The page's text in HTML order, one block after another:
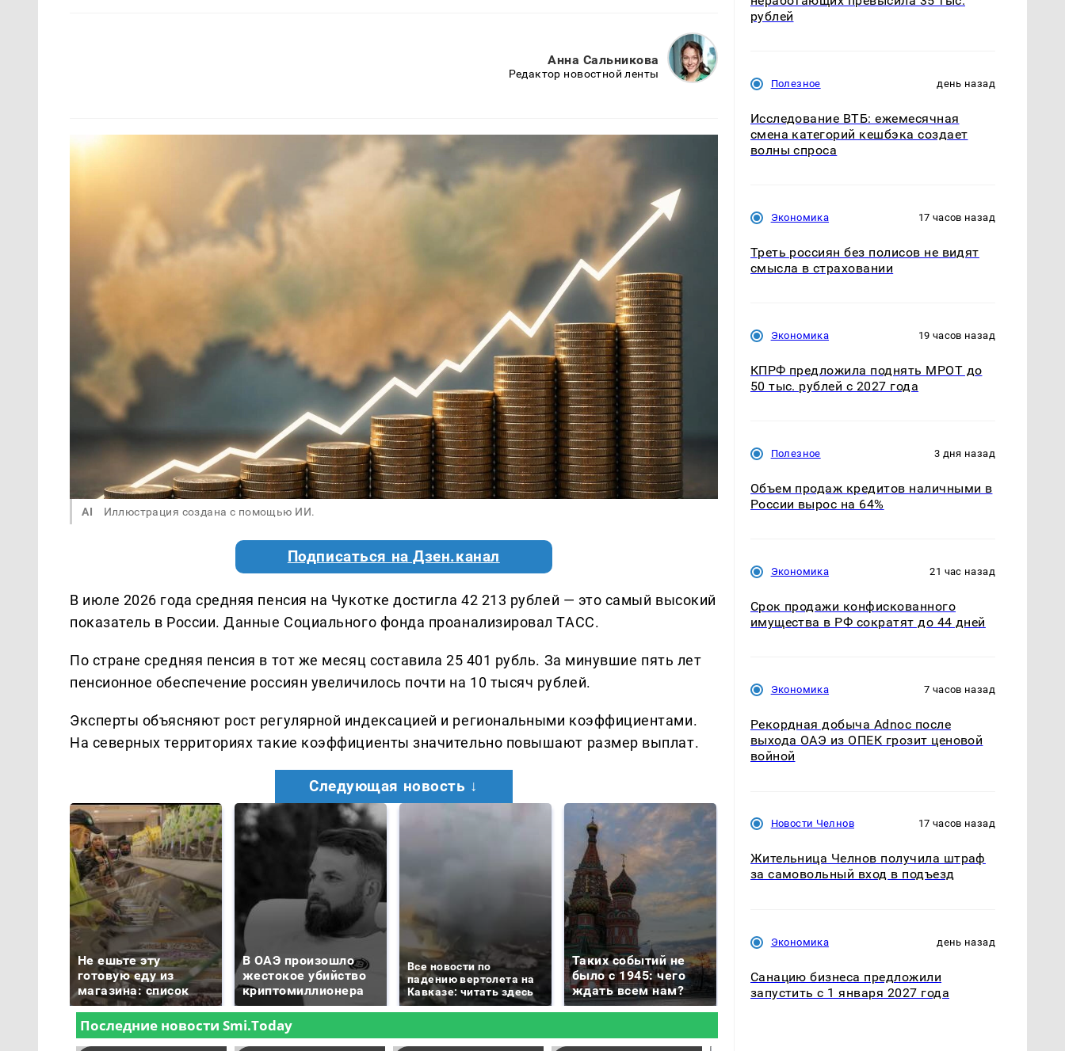
Анна Сальникова
Редактор новостной ленты
AI Иллюстрация создана с помощью ИИ.
Подписаться на Дзен.канал
В июле 2026 года средняя пенсия на Чукотке достигла 42 213 рублей — это самый высокий
показатель в России. Данные Социального фонда проанализировал ТАСС.
По стране средняя пенсия в тот же месяц составила 25 401 рубль. За минувшие пять лет
пенсионное обеспечение россиян увеличилось почти на 10 тысяч рублей.
Эксперты объясняют рост регулярной индексацией и региональными коэффициентами.
На северных территориях такие коэффициенты значительно повышают размер выплат.
Следующая новость ↓
Не ешьте эту
готовую еду из
магазина: список
В ОАЭ произошло
жестокое убийство
криптомиллионера
Все новости по
падению вертолета на
Кавказе: читать здесь
Таких событий не
было с 1945: чего
ждать всем нам?
ажиотаж из-за этого
продукта: что купить?
СМИ: В Химках на
машину напали и
подожгли.
рублей
Полезное день назад
Исследование ВТБ: ежемесячная
смена категорий кешбэка создает
волны спроса
Экономика 17 часов назад
Треть россиян без полисов не видят
смысла в страховании
Экономика 19 часов назад
КПРФ предложила поднять МРОТ до
50 тыс. рублей с 2027 года
Полезное 3 дня назад
Объем продаж кредитов наличными в
России вырос на 64%
Экономика 21 час назад
Срок продажи конфискованного
имущества в РФ сократят до 44 дней
Экономика 7 часов назад
Рекордная добыча Adnoc после
выхода ОАЭ из ОПЕК грозит ценовой
войной
Новости Челнов 17 часов назад
Жительница Челнов получила штраф
за самовольный вход в подъезд
Экономика день назад
Санацию бизнеса предложили
запустить с 1 января 2027 года